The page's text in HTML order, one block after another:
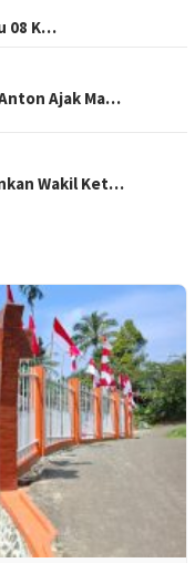
08 K…
Ajak Ma…
Wakil Ket…